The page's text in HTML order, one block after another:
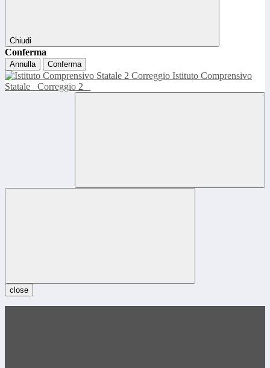
Chiudi
Conferma
Annulla Conferma
Istituto Comprensivo
Statale
Correggio 2
close